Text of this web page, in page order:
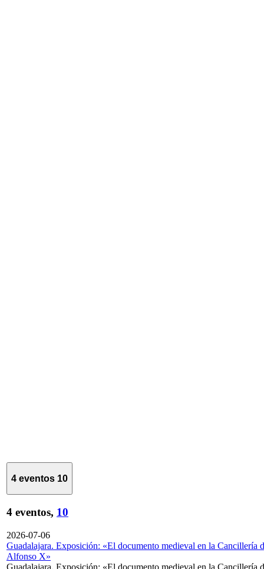
4 eventos 10
4 eventos, 10
2026-07-06
Guadalajara. Exposición: «El documento medieval en la Cancillería
Alfonso X»
Guadalajara. Exposición: «El documento medieval en la Cancillería